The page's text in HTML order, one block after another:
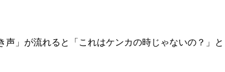
声」が流れると「これはケンカの時じゃないの？」と